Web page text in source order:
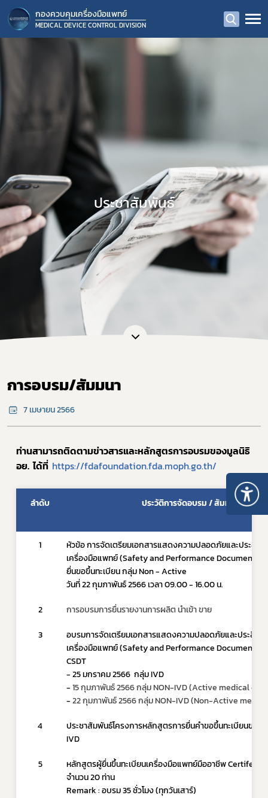
กองควบคุมเครื่องมือแพทย์
MEDICAL DEVICE CONTROL DIVISION
ประชาสัมพันธ์
การอบรม/สัมมนา
7 เมษายน 2566
ท่านสามารถติดตามข่าวสารและหลักสูตรการอบรมของมูลนิธิ
อย.  ได้ที่ https://fdafoundation.fda.moph.go.th/
ลำดับ ประวัติการจัดอบรม / สัมมนา
1
หัวข้อ การจัดเตรียมเอกสารแสดงความปลอดภัยและประสิท
เครื่องมือแพทย์ (Safety and Performance Documents)
ยื่นขอขึ้นทะเบียน กลุ่ม Non - Active
วันที่ 22 กุมภาพันธ์ 2566 เวลา 09.00 - 16.00 น.
2
การอบรมการยื่นรายงานการผลิต นำเข้า ขาย
3
อบรมการจัดเตรียมเอกสารแสดงความปลอดภัยและประสิท
เครื่องมือแพทย์ (Safety and Performance Documents)
CSDT
- 25 มกราคม 2566  กลุ่ม IVD
- 15 กุมภาพันธ์ 2566 กลุ่ม NON-IVD (Active medical
- 22 กุมภาพันธ์ 2566 กลุ่ม NON-IVD (Non-Active
4
ประชาสัมพันธ์โครงการหลักสูตรการยื่นคำขอขึ้นทะเบียนของ
IVD
5
หลักสูตรผู้ยื่นขึ้นทะเบียนเครื่องมือแพทย์มืออาชีพ Certifed
จำนวน 20 ท่าน
Remark : อบรม 35 ชั่วโมง (ทุกวันเสาร์)